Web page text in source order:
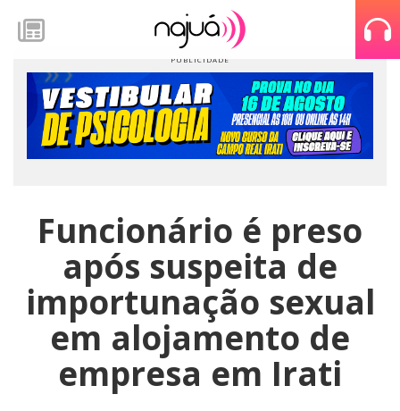
Funcionário é preso
após suspeita de
importunação sexual
em alojamento de
empresa em Irati